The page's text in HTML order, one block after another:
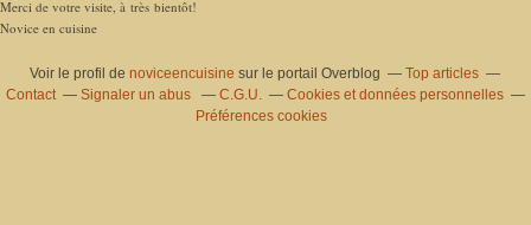
Merci de votre visite, à très bientôt!
Novice en cuisine
Voir le profil denoviceencuisine sur le portail Overblog
Top articles
Contact
Signaler un abus C.G.U.
Cookies et données personnelles
Préférences cookies